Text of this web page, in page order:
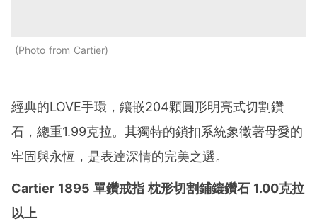
Photo from Cartier
經典的LOVE手環，鑲嵌204顆圓形明亮式切割鑽
石，總重1.99克拉。其獨特的鎖扣系統象徵著母愛的
牢固與永恆，是表達深情的完美之選。
Cartier 1895 單鑽戒指 枕形切割鋪鑲鑽石 1.00克拉
以上